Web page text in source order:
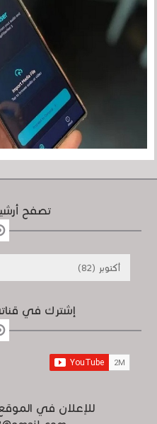
تصفح
إشترك في
للإعلان في